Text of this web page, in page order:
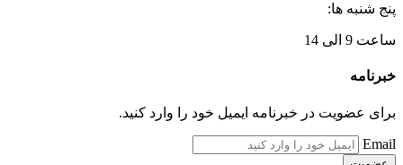
پنج شنبه ها:
ساعت 9 الی 14
خبرنامه
برای عضویت در خبرنامه ایمیل خود را وارد کنید.
Email